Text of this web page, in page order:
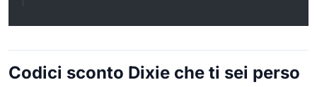
Codici sconto Dixie che ti sei perso